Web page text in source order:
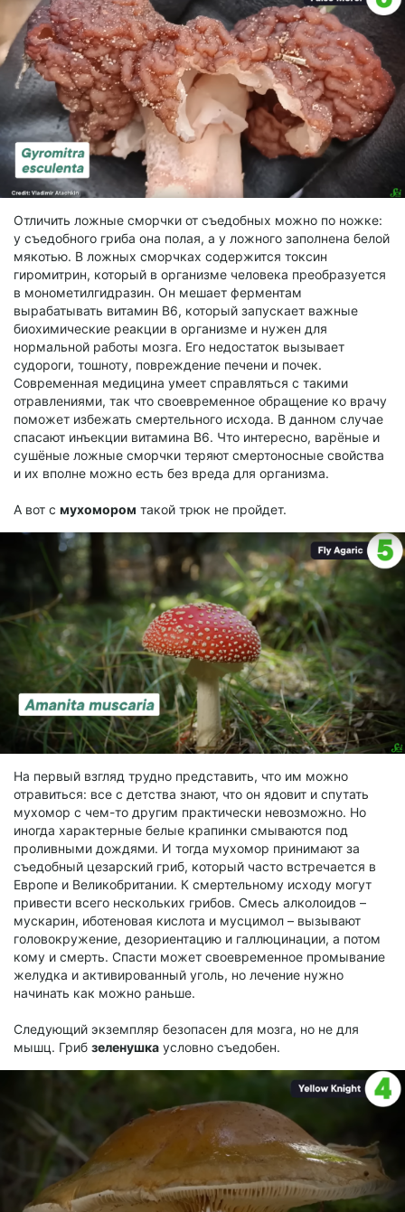
Отличить ложные сморчки от съедобных можно по ножке:
у съедобного гриба она полая, а у ложного заполнена белой
мякотью. В ложных сморчках содержится токсин
гиромитрин, который в организме человека преобразуется
в монометилгидразин. Он мешает ферментам
вырабатывать витамин В6, который запускает важные
биохимические реакции в организме и нужен для
нормальной работы мозга. Его недостаток вызывает
судороги, тошноту, повреждение печени и почек.
Современная медицина умеет справляться с такими
отравлениями, так что своевременное обращение ко врачу
поможет избежать смертельного исхода. В данном случае
спасают инъекции витамина В6. Что интересно, варёные и
сушёные ложные сморчки теряют смертоносные свойства
и их вполне можно есть без вреда для организма.
А вот с мухомором такой трюк не пройдет.
На первый взгляд трудно представить, что им можно
отравиться: все с детства знают, что он ядовит и спутать
мухомор с чем-то другим практически невозможно. Но
иногда характерные белые крапинки смываются под
проливными дождями. И тогда мухомор принимают за
съедобный цезарский гриб, который часто встречается в
Европе и Великобритании. К смертельному исходу могут
привести всего нескольких грибов. Смесь алколоидов –
мускарин, иботеновая кислота и мусцимол – вызывают
головокружение, дезориентацию и галлюцинации, а потом
кому и смерть. Спасти может своевременное промывание
желудка и активированный уголь, но лечение нужно
начинать как можно раньше.
Следующий экземпляр безопасен для мозга, но не для
мышц. Гриб зеленушка условно съедобен.